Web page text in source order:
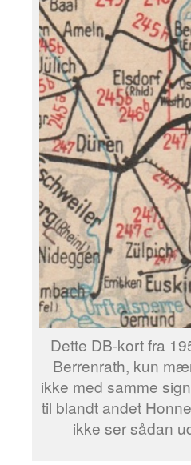
Dette DB-kort fra
Berrenrath, kun
ikke med samme
til blandt andet
ikke ser sådan